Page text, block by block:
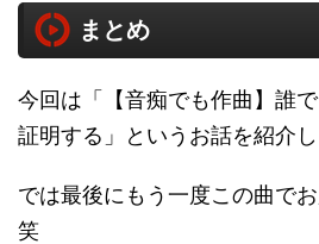
まとめ
今回は「【音痴でも作曲】誰
証明する」というお話を紹介し
では最後にもう一度この曲で
笑